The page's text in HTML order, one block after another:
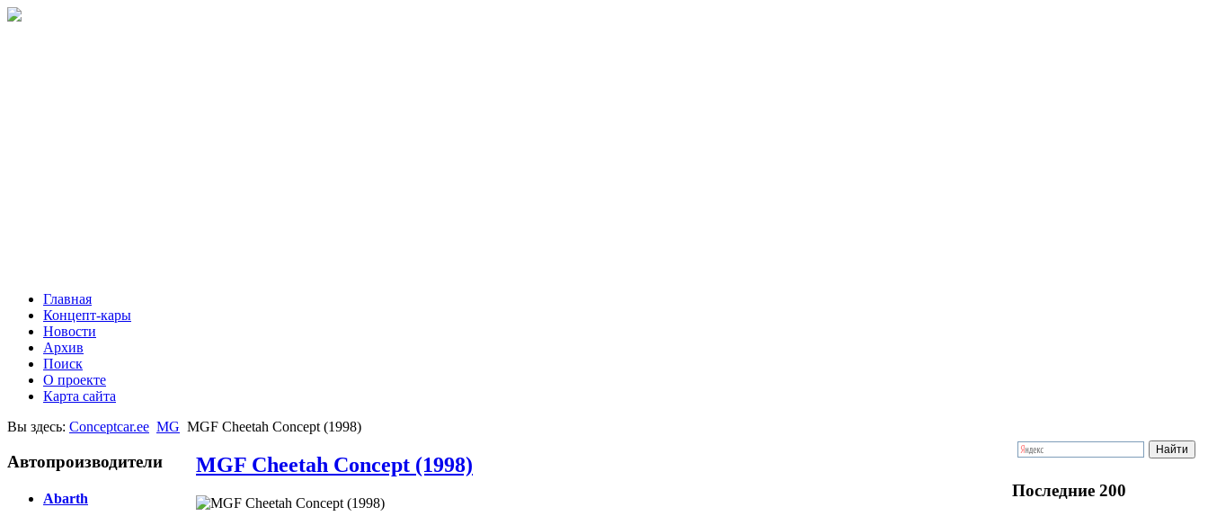
Главная
Концепт-кары
Новости
Архив
Поиск
О проекте
Карта сайта
Вы здесь: Conceptcar.ee MG MGF Cheetah Concept (1998)
Автопроизводители
Abarth
MGF Cheetah Concept (1998)
Последние 200